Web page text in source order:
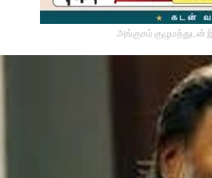
அங்குசம் குழுமத்துடன்